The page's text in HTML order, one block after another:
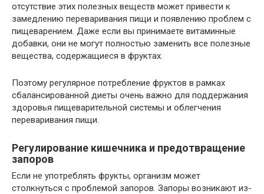
отсутствие этих полезных веществ может привести к
замедлению переваривания пищи и появлению проблем с
пищеварением. Даже если вы принимаете витаминные
добавки, они не могут полностью заменить все полезные
вещества, содержащиеся в фруктах.
Поэтому регулярное потребление фруктов в рамках
сбалансированной диеты очень важно для поддержания
здоровья пищеварительной системы и облегчения
переваривания пищи.
Регулирование кишечника и предотвращение
запоров
Если не употреблять фрукты, организм может
столкнуться с проблемой запоров. Запоры возникают из-